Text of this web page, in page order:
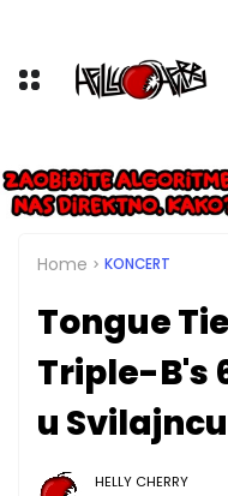
Home KONCERT
Tongue
Triple-B's
u Svilajncu
HELLY CHERRY